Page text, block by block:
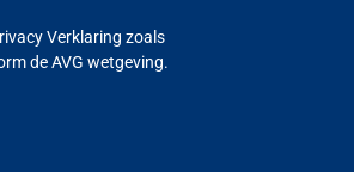
Verklaring zoals
de AVG wetgeving.